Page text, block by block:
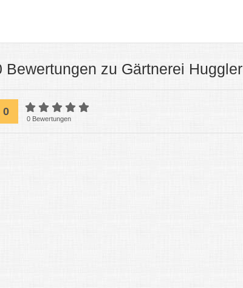
Bewertungen zu Gärtnerei Huggler
0
0 Bewertungen